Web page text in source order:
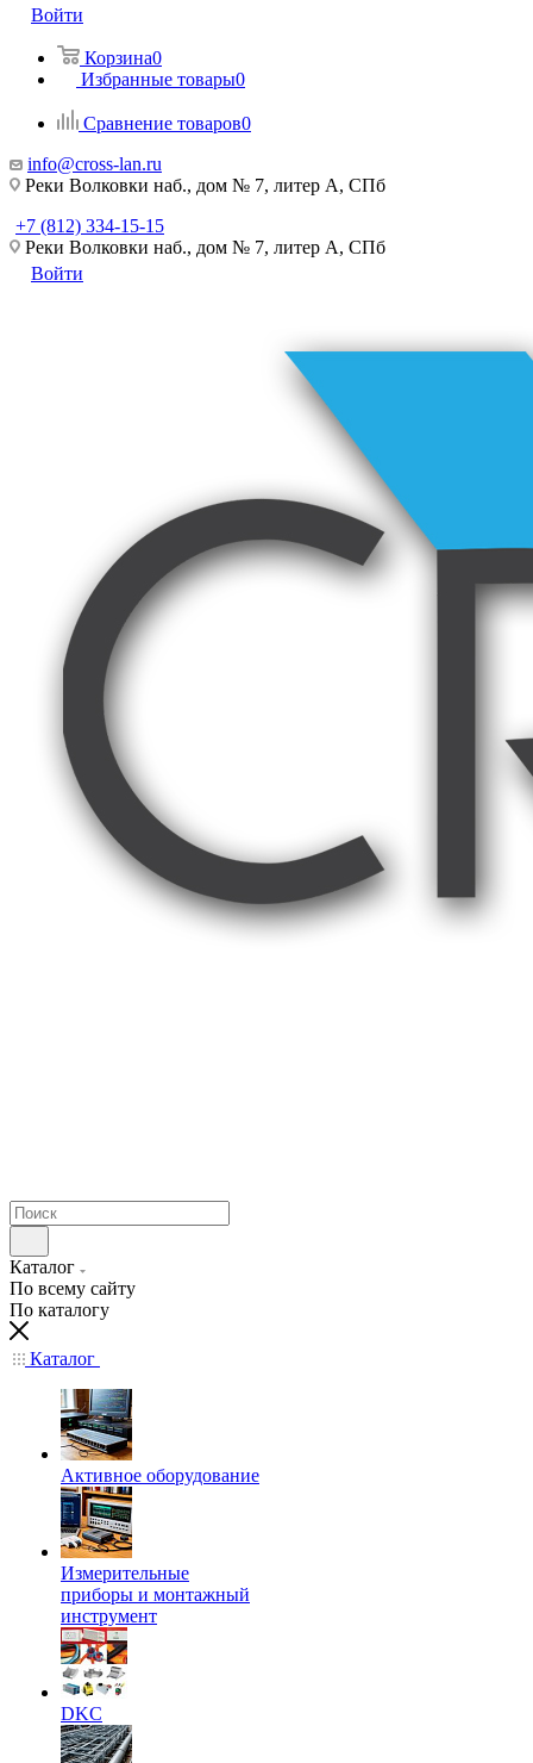
Войти
Корзина0
Избранные товары0
Сравнение товаров0
info@cross-lan.ru
Реки Волковки наб., дом № 7, литер А, СПб
+7 (812) 334-15-15
Реки Волковки наб., дом № 7, литер А, СПб
Войти
Каталог
По всему сайту
По каталогу
Каталог
Активное оборудование
Измерительные
приборы и монтажный
инструмент
DKC